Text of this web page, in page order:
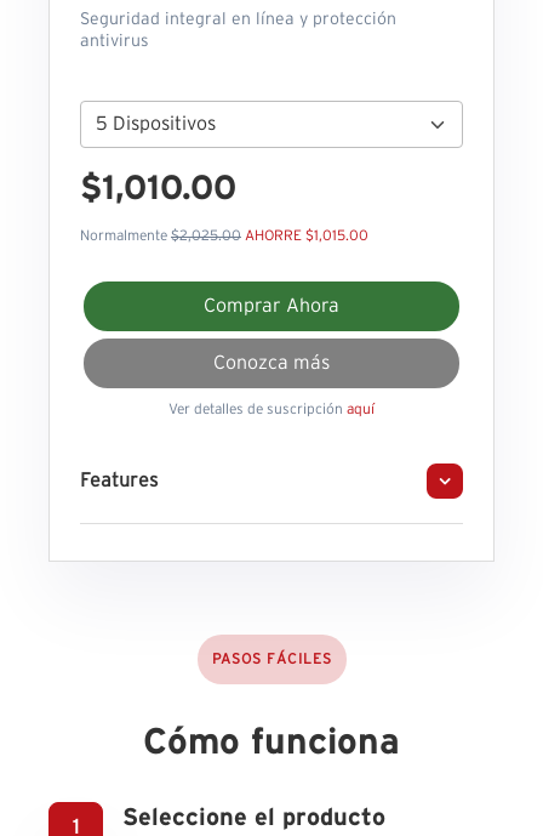
Seguridad integral en línea y protección
antivirus
$1,010.00
Normalmente $2,025.00 AHORRE $1,015.00
Comprar Ahora
Conozca más
Ver detalles de suscripción aquí
Features
PASOS FÁCILES
Cómo funciona
Seleccione el producto